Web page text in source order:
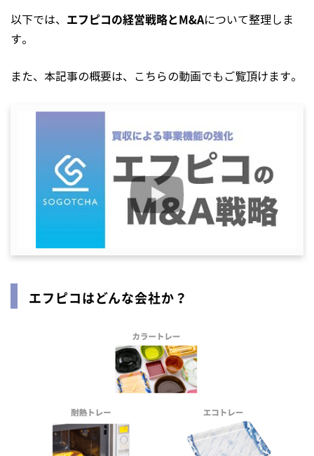
以下では、 エフピコの経営戦略とM&Aについて整理しま
す。
また、本記事の概要は、こちらの動画でもご覧頂けます。
エフピコはどんな会社か？